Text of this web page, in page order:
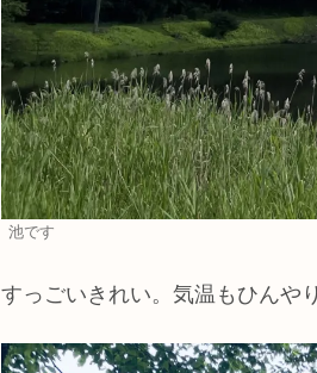
池です
すっごいきれい。気温もひんや